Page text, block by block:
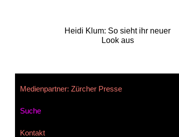
Heidi Klum: So sieht ihr neuer
Look aus
Medienpartner: Zürcher Presse
Suche
Kontakt